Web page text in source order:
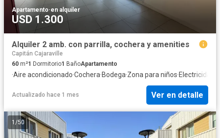
Apartamento·en alquiler
USD 1.300
Alquiler 2 amb. con parrilla, cochera y amenities
Capitán Cajaraville
60 m²1 Dormitorio1 BañoApartamento
·Aire acondicionado·Cochera·Bodega·Zona para niños·Electricidad
Actualizado hace 1 mes Ver en detalle
1 /50